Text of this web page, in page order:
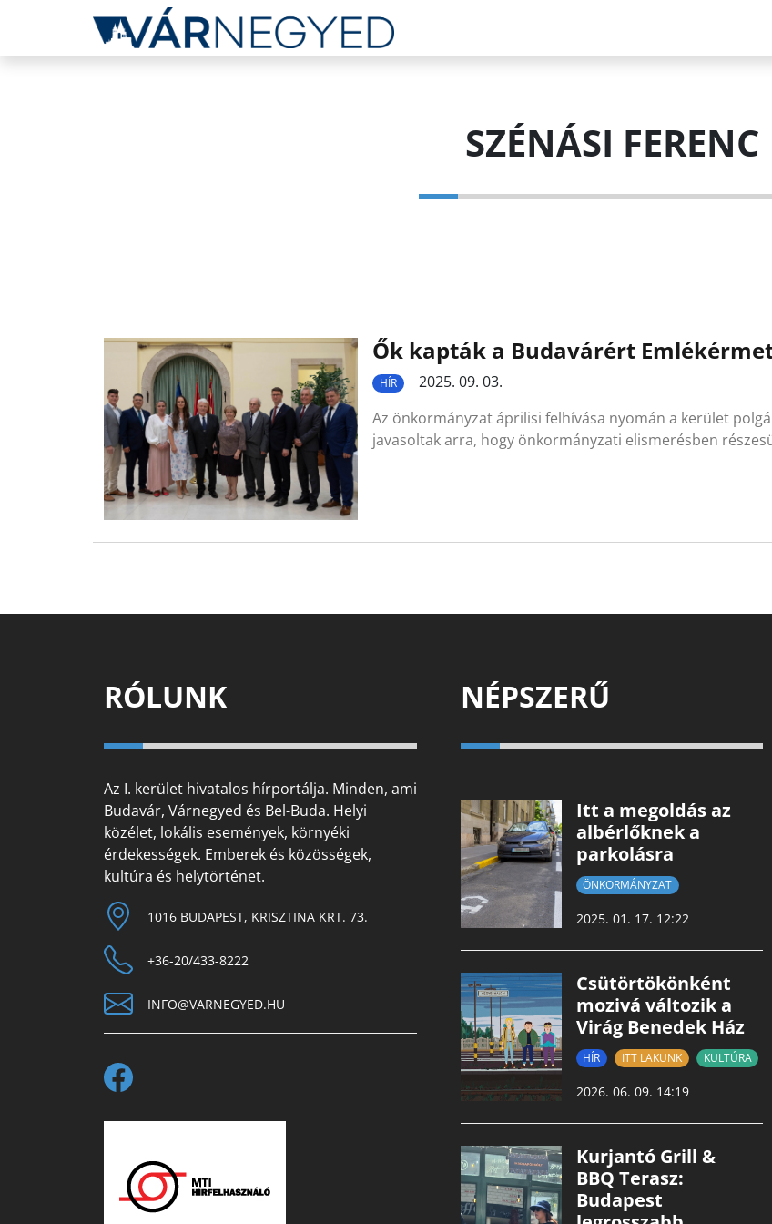
SZÉNÁSI FERENC
Ők kapták a Budavárért
HÍR
2025. 09. 03.
Az önkormányzat áprilisi felhívása nyomán a kerület
javasoltak arra, hogy önkormányzati elismerésben
RÓLUNK
Az I. kerület hivatalos hírportálja. Minden, ami
Budavár, Várnegyed és Bel-Buda. Helyi
közélet, lokális események, környéki
érdekességek. Emberek és közösségek,
kultúra és helytörténet.
1016 BUDAPEST, KRISZTINA KRT. 73.
+36-20/433-8222
INFO@VARNEGYED.HU
NÉPSZERŰ
Itt a megoldás az
albérlőknek a
parkolásra
ÖNKORMÁNYZAT
2025. 01. 17. 12:22
Csütörtökönként
mozivá változik a
Virág Benedek Ház
HÍR ITT LAKUNK KULTÚRA
2026. 06. 09. 14:19
Kurjantó Grill &
BBQ Terasz:
Budapest